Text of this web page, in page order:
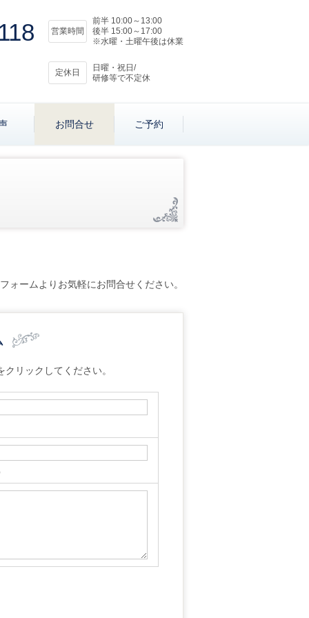
営業時間
前半 10:00～13:00
後半 15:00～17:00
※水曜・土曜午後は休業
定休日
日曜・祝日/
研修等で不定休
お問合せ ご予約
ォームよりお気軽にお問合せください。
リックしてください。